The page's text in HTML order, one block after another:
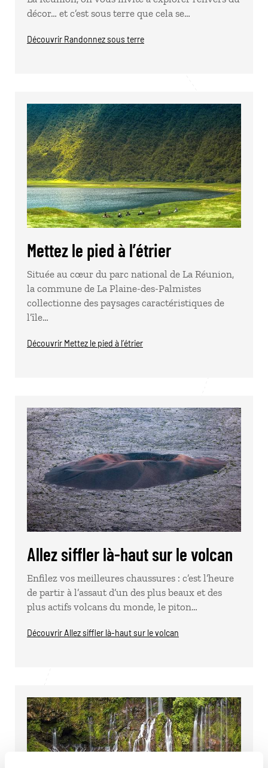
décor… et c’est sous terre que cela se…
Découvrir Randonnez sous terre
Mettez le pied à l’étrier
Située au cœur du parc national de La Réunion,
la commune de La Plaine-des-Palmistes
collectionne des paysages caractéristiques de
l’île…
Découvrir Mettez le pied à l’étrier
Allez siffler là-haut sur le volcan
Enfilez vos meilleures chaussures : c’est l’heure
de partir à l’assaut d’un des plus beaux et des
plus actifs volcans du monde, le piton…
Découvrir Allez siffler là-haut sur le volcan